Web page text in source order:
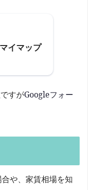
イマップ
すがGoogleフォー
や、家賃相場を知